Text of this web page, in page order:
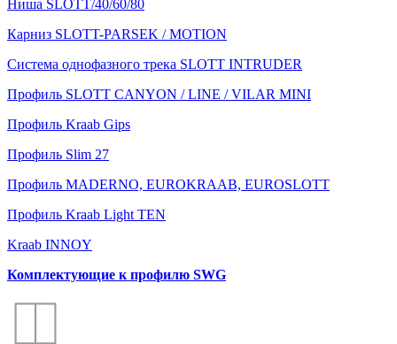
Ниша SLOTT/40/60/80
Карниз SLOTT-PARSEK / MOTION
Система однофазного трека SLOTT INTRUDER
Профиль SLOTT CANYON / LINE / VILAR MINI
Профиль Kraab Gips
Профиль Slim 27
Профиль MADERNO, EUROKRAAB, EUROSLOTT
Профиль Kraab Light TEN
Kraab INNOY
Комплектующие к профилю SWG